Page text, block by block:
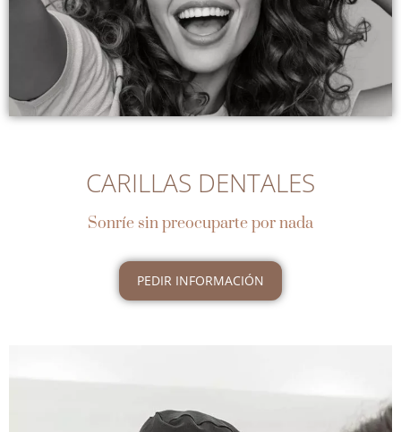
CARILLAS DENTALES
Sonríe sin preocuparte por nada
PEDIR INFORMACIÓN